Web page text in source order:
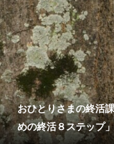
おひとりさまの終活
めの終活８ステップ